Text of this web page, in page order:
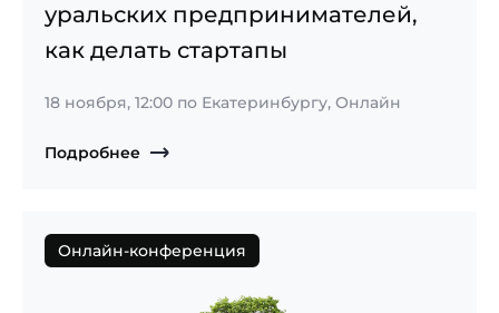
уральских предпринимателей,
как делать стартапы
18 ноября, 12:00 по Екатеринбургу, Онлайн
Подробнее
Онлайн-конференция